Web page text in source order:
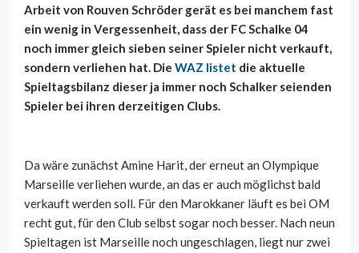
Arbeit von Rouven Schröder gerät es bei manchem fast
ein wenig in Vergessenheit, dass der FC Schalke 04
noch immer gleich sieben seiner Spieler nicht verkauft,
sondern verliehen hat. Die WAZ listet die aktuelle
Spieltagsbilanz dieser ja immer noch Schalker seienden
Spieler bei ihren derzeitigen Clubs.
Da wäre zunächst Amine Harit, der erneut an Olympique
Marseille verliehen wurde, an das er auch möglichst bald
verkauft werden soll. Für den Marokkaner läuft es bei OM
recht gut, für den Club selbst sogar noch besser. Nach neun
Spieltagen ist Marseille noch ungeschlagen, liegt nur zwei